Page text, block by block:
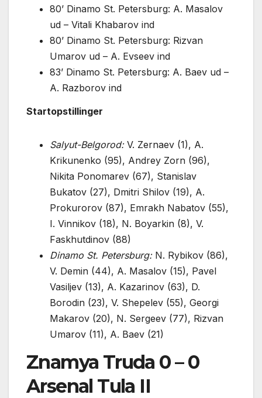
80’ Dinamo St. Petersburg: A. Masalov
ud – Vitali Khabarov ind
80’ Dinamo St. Petersburg: Rizvan
Umarov ud – A. Evseev ind
83’ Dinamo St. Petersburg: A. Baev ud –
A. Razborov ind
Startopstillinger
Salyut-Belgorod:V. Zernaev (1), A.
Krikunenko (95), Andrey Zorn (96),
Nikita Ponomarev (67), Stanislav
Bukatov (27), Dmitri Shilov (19), A.
Prokurorov (87), Emrakh Nabatov (55),
I. Vinnikov (18), N. Boyarkin (8), V.
Faskhutdinov (88)
Dinamo St. Petersburg:N. Rybikov (86),
V. Demin (44), A. Masalov (15), Pavel
Vasiljev (13), A. Kazarinov (63), D.
Borodin (23), V. Shepelev (55), Georgi
Makarov (20), N. Sergeev (77), Rizvan
Umarov (11), A. Baev (21)
Znamya Truda 0 – 0
Arsenal Tula II